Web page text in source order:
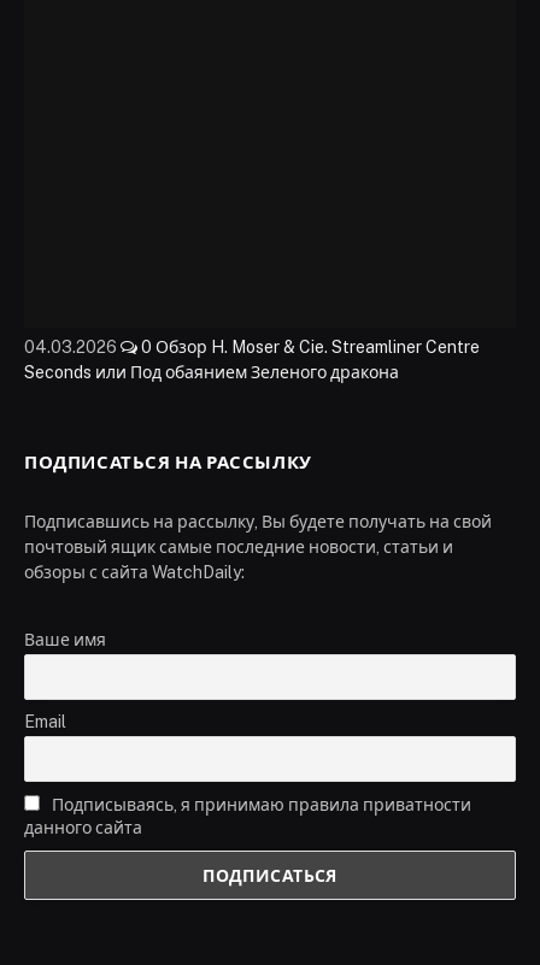
04.03.2026 0 Обзор H. Moser & Cie. Streamliner Centre
Seconds или Под обаянием Зеленого дракона
ПОДПИСАТЬСЯ НА РАССЫЛКУ
Подписавшись на рассылку, Вы будете получать на свой
почтовый ящик самые последние новости, статьи и
обзоры с сайта WatchDaily:
Ваше имя
Email
Подписываясь, я принимаю правила приватности
данного сайта